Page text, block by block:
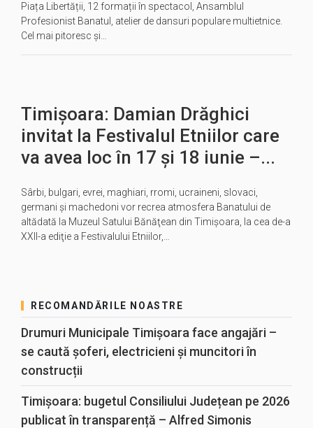
Piața Libertății, 12 formații în spectacol, Ansamblul
Profesionist Banatul, atelier de dansuri populare multietnice.
Cel mai pitoresc și…
Timișoara: Damian Drăghici
invitat la Festivalul Etniilor care
va avea loc în 17 şi 18 iunie –...
Sârbi, bulgari, evrei, maghiari, rromi, ucraineni, slovaci,
germani şi machedoni vor recrea atmosfera Banatului de
altădată la Muzeul Satului Bănăţean din Timişoara, la cea de-a
XXII-a ediţie a Festivalului Etniilor,…
RECOMANDĂRILE NOASTRE
Drumuri Municipale Timișoara face angajări –
se caută șoferi, electricieni și muncitori în
construcții
Timișoara: bugetul Consiliului Județean pe 2026
publicat în transparență – Alfred Simonis